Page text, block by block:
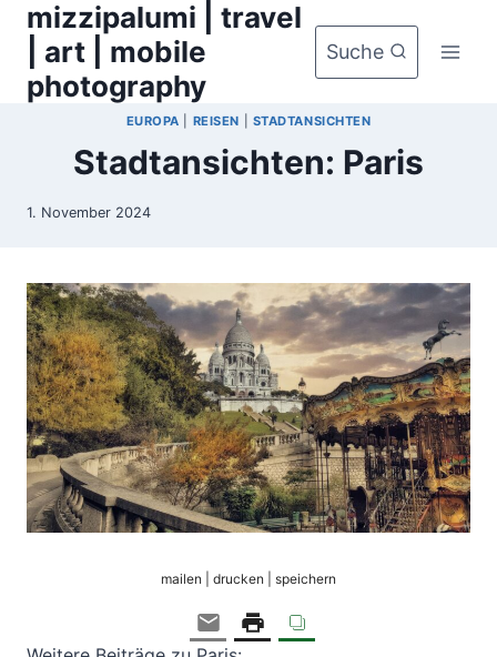
Zum
Inhalt
springen
mizzipalumi | travel
| art | mobile
photography
Suche
EUROPA REISEN STADTANSICHTEN
Stadtansichten: Paris
1. November 2024
mailen | drucken | speichern